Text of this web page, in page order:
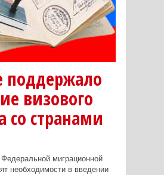
визового
со странами
миграционной
необходимости в введении